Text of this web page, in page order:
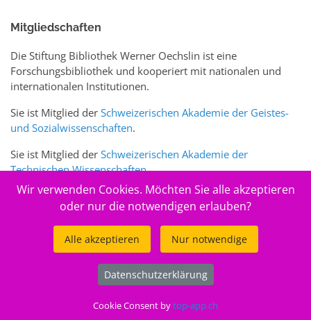
Mitgliedschaften
Die Stiftung Bibliothek Werner Oechslin ist eine
Forschungsbibliothek und kooperiert mit nationalen und
internationalen Institutionen.
Sie ist Mitglied der Schweizerischen Akademie der Geistes-
und Sozialwissenschaften.
Sie ist Mitglied der Schweizerischen Akademie der
Technischen Wissenschaften.
Sie ist zudem Mitglied des Schweizer Portalswww.sciences-
Stiftung Bibliothek Werner Oechslin
Wir verwenden Cookies. Möchten Sie alle akzeptieren
oder nur die notwendigen erlauben?
Alle akzeptieren Nur notwendige
Datenschutzerklärung
Cookie Consent bytop-app.ch